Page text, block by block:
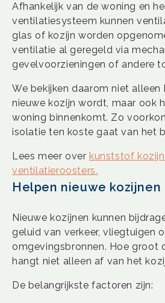
Afhankelijk van de woning en
ventilatiesysteem kunnen
glas of kozijn worden
ventilatie al geregeld via
gevelvoorzieningen of andere
We bekijken daarom niet
nieuwe kozijn wordt, maar ook
woning binnenkomt. Zo
isolatie ten koste gaat van het
Lees meer over kunststof
ventilatieroosters.
Helpen nieuwe
Nieuwe kozijnen kunnen
geluid van verkeer, vliegtuigen
omgevingsbronnen. Hoe groot
hangt niet alleen af van het
De belangrijkste factoren zijn: